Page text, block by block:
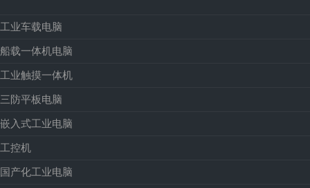
工业车载电脑
船载一体机电脑
工业触摸一体机
三防平板电脑
嵌入式工业电脑
工控机
国产化工业电脑